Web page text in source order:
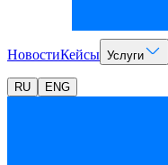
НовостиКейсы Услуги
RU ENG